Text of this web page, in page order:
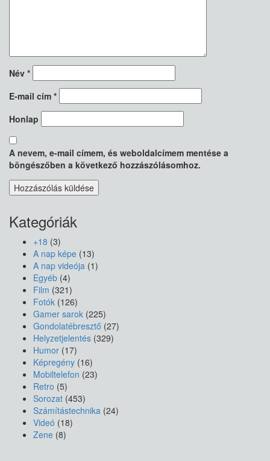
Név *
E-mail cím *
Honlap
A nevem, e-mail címem, és weboldalcímem mentése a
böngészőben a következő hozzászólásomhoz.
Kategóriák
+18 (3)
A nap képe (13)
A nap videója (1)
Egyéb (4)
Film (321)
Fotók (126)
Gamer sarok (225)
Gondolatébresztő (27)
Helyzetjelentés (329)
Humor (17)
Képregény (16)
Mobiltelefon (23)
Retro (5)
Sorozat (453)
Számítástechnika (24)
Videó (18)
Zene (8)